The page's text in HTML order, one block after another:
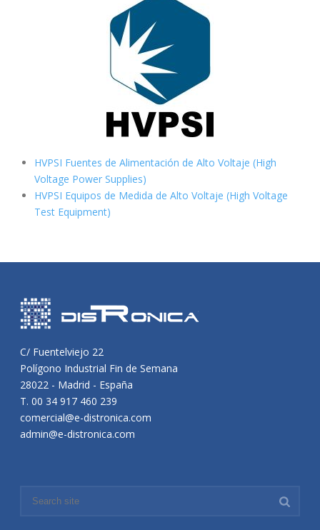
HVPSI Fuentes de Alimentación de Alto Voltaje (High
Voltage Power Supplies)
HVPSI Equipos de Medida de Alto Voltaje (High Voltage
Test Equipment)
C/ Fuentelviejo 22
Polígono Industrial Fin de Semana
28022 - Madrid - España
T. 00 34 917 460 239
comercial@e-distronica.com
admin@e-distronica.com